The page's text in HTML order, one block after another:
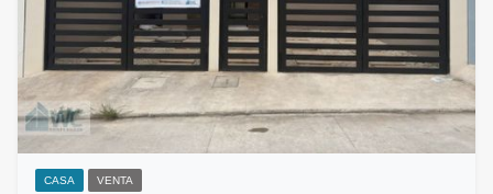
CASA VENTA